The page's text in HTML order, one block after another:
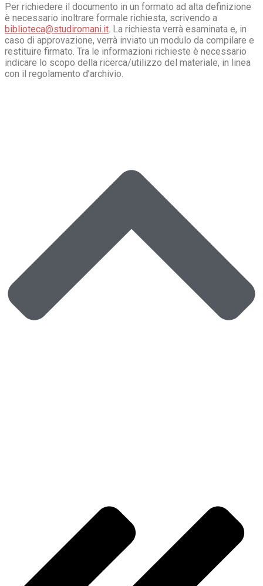
Per richiedere il documento in un formato ad alta definizione
è necessario inoltrare formale richiesta, scrivendo a
biblioteca@studiromani.it. La richiesta verrà esaminata e, in
caso di approvazione, verrà inviato un modulo da compilare e
restituire firmato. Tra le informazioni richieste è necessario
indicare lo scopo della ricerca/utilizzo del materiale, in linea
con il regolamento d’archivio.